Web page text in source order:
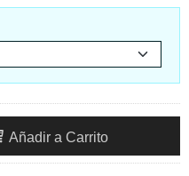
Añadir a Carrito